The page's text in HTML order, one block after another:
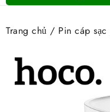
Trang chủ / Pin cáp sạc